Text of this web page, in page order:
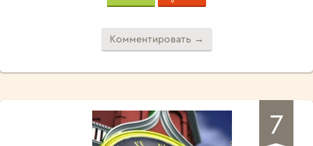
Комментировать →
7